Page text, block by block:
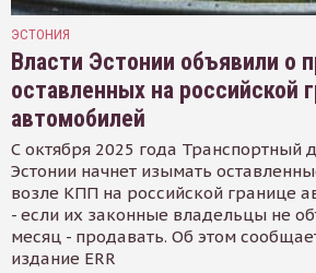
ЭСТОНИЯ
Власти Эстонии объявили о
оставленных на российской
автомобилей
С октября 2025 года Транспортный
Эстонии начнет изымать
возле КПП на российской границе
- если их законные владельцы не
месяц - продавать. Об этом
издание ERR